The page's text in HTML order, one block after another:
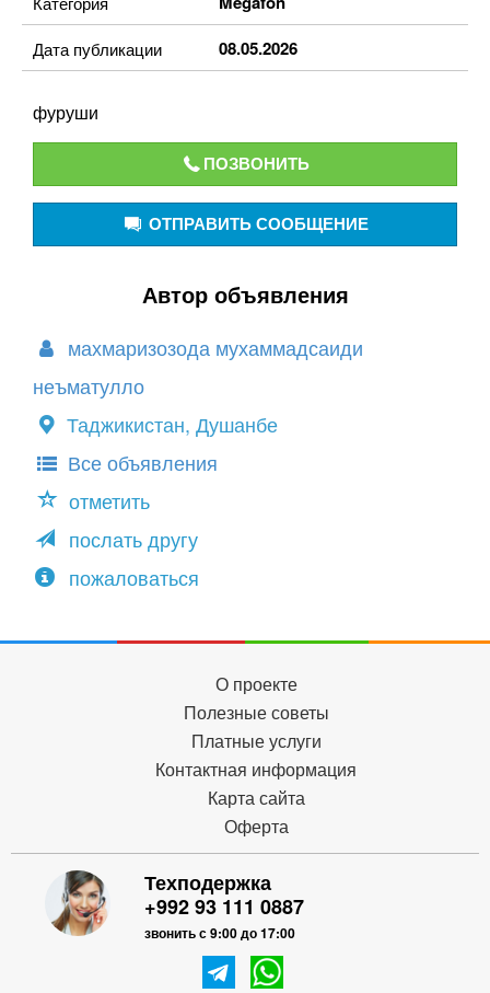
Дата публикации 08.05.2026
фуруши
ПОЗВОНИТЬ
ОТПРАВИТЬ СООБЩЕНИЕ
Автор объявления
махмаризозода мухаммадсаиди
неъматулло
Таджикистан, Душанбе
Все объявления
отметить
послать другу
пожаловаться
О проекте
Полезные советы
Платные услуги
Контактная информация
Карта сайта
Оферта
Техподержка
+992 93 111 0887
звонить с 9:00 до 17:00